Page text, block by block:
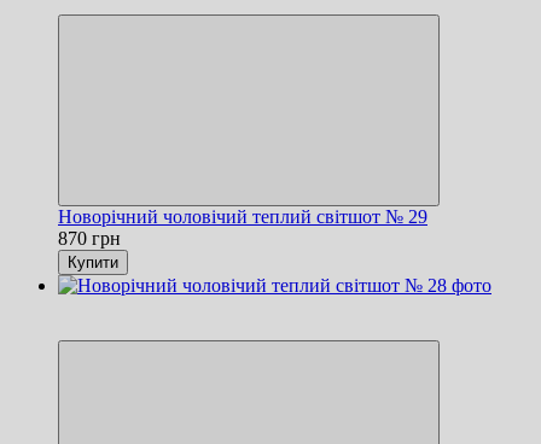
Новорічний чоловічий теплий світшот № 29
870 грн
Купити